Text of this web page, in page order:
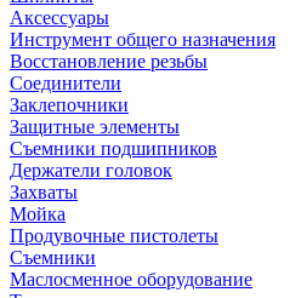
Аксессуары
Инструмент общего назначения
Восстановление резьбы
Соединители
Заклепочники
Защитные элементы
Съемники подшипников
Держатели головок
Захваты
Мойка
Продувочные пистолеты
Съемники
Маслосменное оборудование